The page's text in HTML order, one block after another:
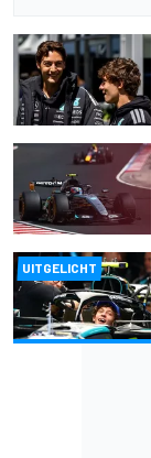
UITGELICHT